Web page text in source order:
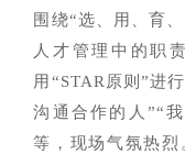
围绕“选、用、育
人才管理中的职
用“STAR原则”进
沟通合作的人”“
等，现场气氛热烈